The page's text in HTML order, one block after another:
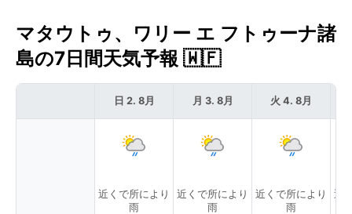
マタウトゥ、ワリー エ フトゥーナ諸
島の7日間天気予報 🇼🇫
日 2. 8月
近くで所により
雨
月 3. 8月
近くで所により
雨
火 4. 8月
近くで所により
雨
近